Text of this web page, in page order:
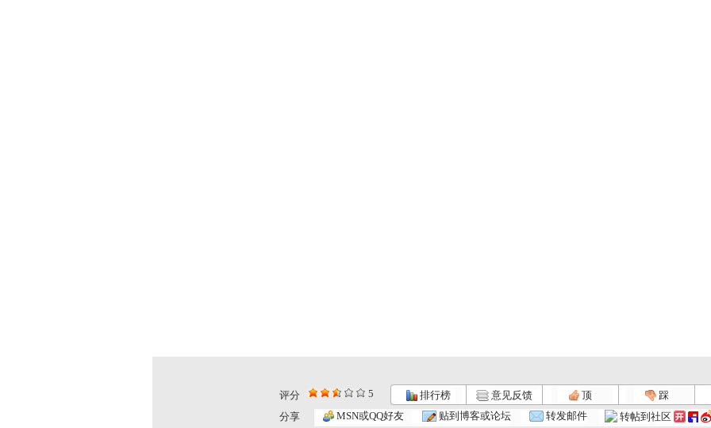
评分 5 排行榜 意见反馈 顶 踩
分享
MSN或QQ好友 贴到博客或论坛 转发邮件 转帖到社区
[小小智慧?.. [小小智慧?.. [小小智慧?.. [小小智慧?..